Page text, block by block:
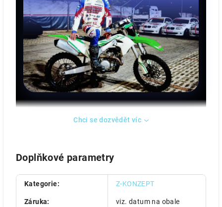
Chci se dozvědět víc
Doplňkové parametry
Kategorie: Z-KONZEPT
Záruka: viz. datum na obale